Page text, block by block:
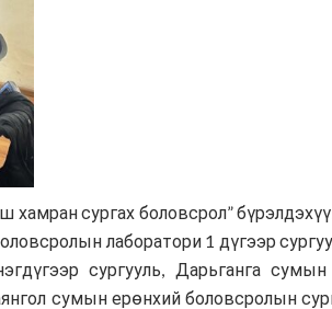
сургах боловсрол”
лаборатори 1 дүгээр
сургууль, Дарьганга
сумын ерөнхий боловсролын